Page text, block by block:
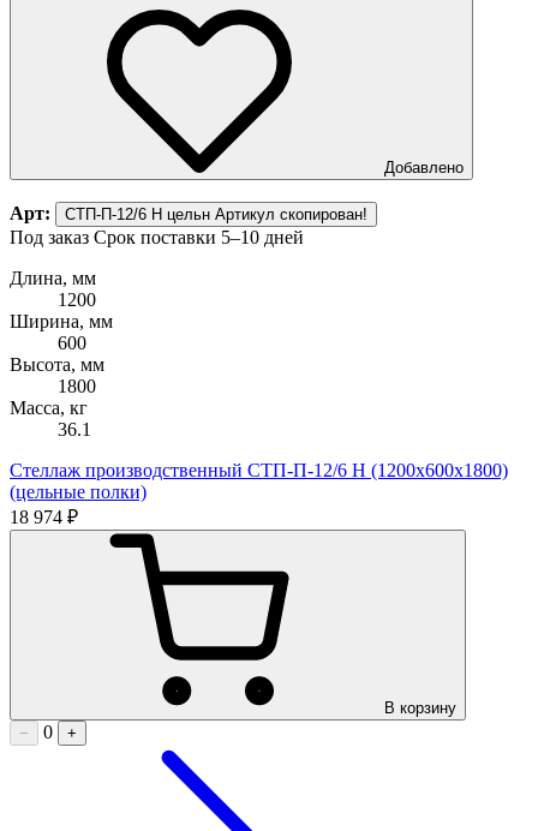
Добавлено
Арт: СТП-П-12/6 Н цельн Артикул скопирован!
Под заказ Срок поставки 5–10 дней
Длина, мм
1200
Ширина, мм
600
Высота, мм
1800
Масса, кг
36.1
Стеллаж производственный СТП-П-12/6 Н (1200х600х1800)
(цельные полки)
18 974 ₽
В корзину
−
0 +